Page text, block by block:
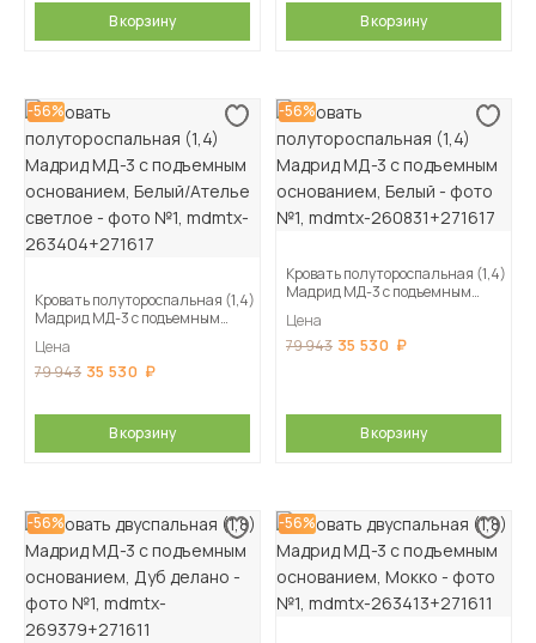
В корзину В корзину
-56%
Кровать полутороспальная (1,4)
Мадрид МД-3 с подъемным
светлое
Цена
79 943 35 530
В корзину
-56%
Кровать полутороспальная (1,4)
Мадрид МД-3 с подъемным
Цена
79 943 35 530
В корзину
-56% -56%